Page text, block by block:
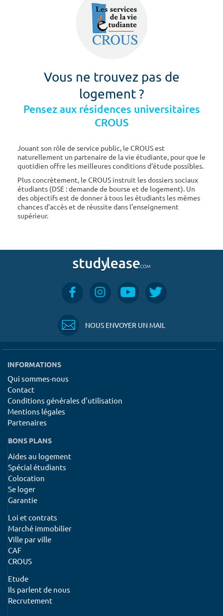
Vous ne trouvez pas de
logement ?
Pensez aux résidences universitaires
CROUS
Jouant son rôle de service public, le CROUS est
naturellement un partenaire de la vie étudiante, pour que le
quotidien offre les meilleures conditions d'étude possibles.
Plus concrètement, le CROUS instruit les dossiers sociaux
étudiants (DSE : demande de bourse et de logement). Un
des objectifs est de donner à tous les étudiants les mêmes
chances d'accès et de réussite dans l'enseignement
supérieur.
NOUS ENVOYER UN MAIL
INFORMATIONS
Qui sommes-nous
Contact
Conditions générales d'utilisation
Mentions légales
Partenaires
BONS PLANS
Aides au logement
Spécial étudiants
Colocation
Se loger
Garantie
Loi et contrats
Marché immobilier
Ville par ville
CAF
CROUS
Etude
Ils parlent de nous
Recrutement